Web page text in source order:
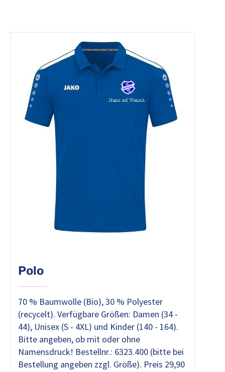
Polo
70 % Baumwolle (Bio), 30 % Polyester
(recycelt). Verfügbare Größen: Damen (34 -
44), Unisex (S - 4XL) und Kinder (140 - 164).
Bitte angeben, ob mit oder ohne
Namensdruck! Bestellnr.: 6323.400 (bitte bei
Bestellung angeben zzgl. Größe). Preis 29,90